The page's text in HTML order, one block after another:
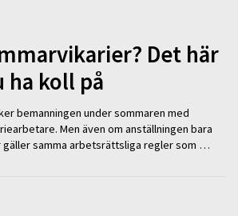
Det här
ha koll på
bemanningen under sommaren med
Men även om anställningen bara
gäller samma arbetsrättsliga regler som …